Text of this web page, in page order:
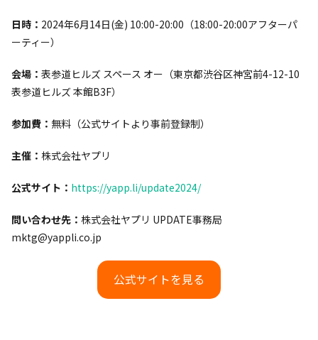
日時： 2024年6月14日(金) 10:00-20:00（18:00-20:00アフターパ
ーティー）
会場： 表参道ヒルズ スペース オー（東京都渋谷区神宮前4-12-10
表参道ヒルズ 本館B3F）
参加費： 無料（公式サイトより事前登録制）
主催： 株式会社ヤプリ
公式サイト： https://yapp.li/update2024/
問い合わせ先： 株式会社ヤプリ UPDATE事務局
mktg@yappli.co.jp
公式サイトを見る